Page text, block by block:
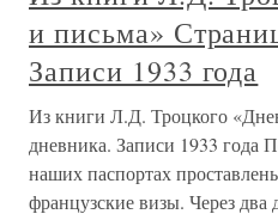
и письма»
Записи 1933 года
Из книги Л.Д. Троцкого
дневника. Записи 1933 года
наших паспортах
французские визы. Через